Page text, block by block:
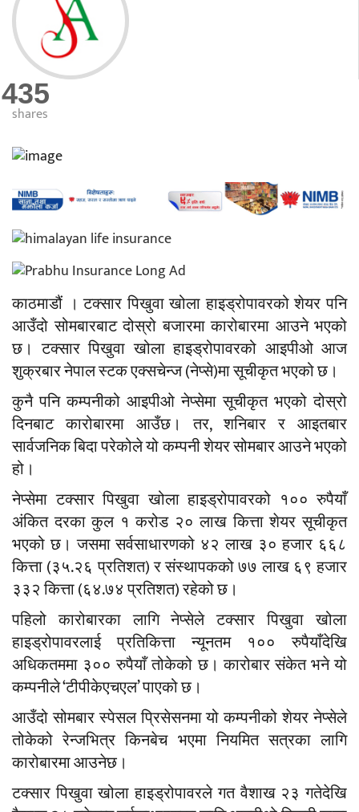
435
shares
काठमाडौं । टक्सार पिखुवा खोला हाइड्रोपावरको शेयर पनि
आउँदो सोमबारबाट दोस्रो बजारमा कारोबारमा आउने भएको
छ। टक्सार पिखुवा खोला हाइड्रोपावरको आइपीओ आज
शुक्रबार नेपाल स्टक एक्सचेन्ज (नेप्से)मा सूचीकृत भएको छ।
कुनै पनि कम्पनीको आइपीओ नेप्सेमा सूचीकृत भएको दोस्रो
दिनबाट कारोबारमा आउँछ। तर, शनिबार र आइतबार
सार्वजनिक बिदा परेकोले यो कम्पनी शेयर सोमबार आउने भएको
हो।
नेप्सेमा टक्सार पिखुवा खोला हाइड्रोपावरको १०० रुपैयाँ
अंकित दरका कुल १ करोड २० लाख कित्ता शेयर सूचीकृत
भएको छ। जसमा सर्वसाधारणको ४२ लाख ३० हजार ६६८
कित्ता (३५.२६ प्रतिशत) र संस्थापकको ७७ लाख ६९ हजार
३३२ कित्ता (६४.७४ प्रतिशत) रहेको छ।
पहिलो कारोबारका लागि नेप्सेले टक्सार पिखुवा खोला
हाइड्रोपावरलाई प्रतिकित्ता न्यूनतम १०० रुपैयाँदेखि
अधिकतममा ३०० रुपैयाँ तोकेको छ। कारोबार संकेत भने यो
कम्पनीले ‘टीपीकेएचएल’ पाएको छ।
आउँदो सोमबार स्पेसल प्रिसेसनमा यो कम्पनीको शेयर नेप्सेले
तोकेको रेन्जभित्र किनबेच भएमा नियमित सत्रका लागि
कारोबारमा आउनेछ।
टक्सार पिखुवा खोला हाइड्रोपावरले गत वैशाख २३ गतेदेखि